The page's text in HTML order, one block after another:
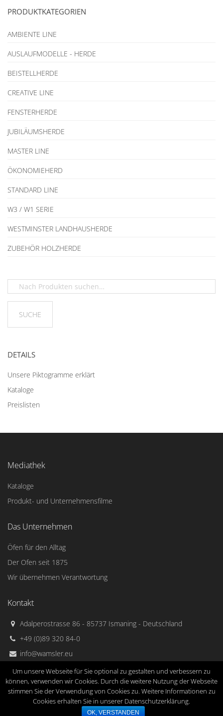
PRODUKTKATEGORIEN
AMBIENTE LINE
AUSLAUFMODELLE - HERDE
BEISTELLHERDE
CREATIVE LINE
FENSTERHERDE
JUBILÄUMSHERDE
MASTER LINE
ÖKONOMIEHERD
STANDARD LINE
W3 / W1 SERIE
WESTMINSTER LANDHAUSHERDE
ZUBEHÖR HOLZHERDE
DETAILS
Unsere Piktogramme erklärt
Kataloge
Preislisten
Mediathek
Kataloge
Produkt- und Unternehmensfilme
Das Unternehmen
Öfen für den Alltag
Der Ofen seit 1875
Wir übernehmen Verantwortung
Kontakt
Adalperostrasse 86 - 85737 Ismaning - Deutschland
+49 (0)89 320 84-0
info@wamsler.eu
Wamsler Haus und Küchentechnik GmbH © 2015
Impressum
Datenschutz Copyright
Um unsere Webseite für Sie optional zu gestalten und verbessern zu
können, verwenden wir Cookies. Durch die weitere Nutzung der Webseite
stimmen Sie der Verwendung von Cookies zu. Weitere Informationen zu
Cookies erhalten Sie in unserer Datenschutzerklärung.
OK, VERSTANDEN